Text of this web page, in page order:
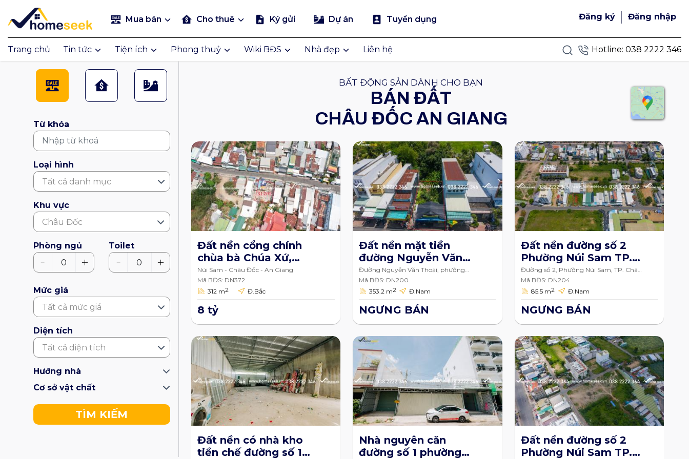
Mua bán Cho thuê Ký gửi Dự án Tuyển dụng Đăng ký Đăng nhập
Trang chủ Tin tức Tiện ích Phong thuỷ Wiki BĐS Nhà đẹp Liên hệ Hotline: 038 2222 346
Từ khóa
Loại hình
Tất cả danh mục
Khu vực
Châu Đốc
Phòng ngủ
- 0 +
Toilet
- 0 +
Mức giá
Tất cả mức giá
Diện tích
Tất cả diện tích
Hướng nhà
Cơ sở vật chất
TÌM KIẾM
BẤT ĐỘNG SẢN DÀNH CHO BẠN
BÁN ĐẤT
CHÂU ĐỐC AN GIANG
Đất nền cổng chính
chùa bà Chúa Xứ,
phường Núi Sam,
TP.Châu Đốc, An
Giang 312m2
Núi Sam - Châu Đốc - An Giang
Mã BĐS: DN372
312 m2 Đ.Bắc
8 tỷ
Đất nền mặt tiền
đường Nguyễn Văn
Thoại phường Châu
Phú A TP.Châu Đốc
An Giang 353.2m2
Đường Nguyễn Văn Thoại, phường
Châu Phú A, TP.Châu Đốc, An Giang
Mã BĐS: DN200
353.2 m2 Đ.Nam
NGƯNG BÁN
Đất nền đường số 2
Phường Núi Sam TP.
Châu Đốc An Giang
85.5m2
Đường số 2, Phường Núi Sam, TP. Châu
Đốc, An Giang
Mã BĐS: DN204
85.5 m2 Đ.Nam
NGƯNG BÁN
Đất nền có nhà kho
tiền chế đường số 1
Nhà nguyên căn
đường số 1 phường
Đất nền đường số 2
Phường Núi Sam TP.